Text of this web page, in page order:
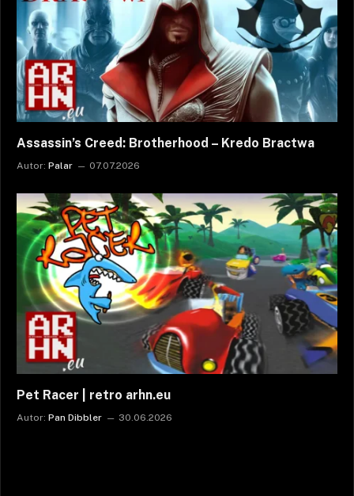
Assassin’s Creed: Brotherhood – Kredo Bractwa
Autor: Palar 07.07.2026
Pet Racer | retro arhn.eu
Autor: Pan Dibbler 30.06.2026